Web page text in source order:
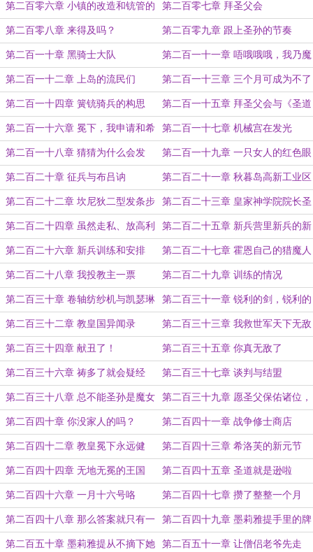
第二百零六章 小镇的改造和铳管的
打造
第二百零七章 拜圣父会
第二百零八章 来得及吗？ 第二百零九章 跟上圣孙的节奏
第二百一十章 黑骑士大队 第二百一十一章 唔哦哦哦，我乃魔
鬼
第二百一十二章 上岛的流民们 第二百一十三章 三个月可成为不了
骑兵将领
第二百一十四章 簧铳骑兵的构思 第二百一十五章 拜圣父会与《圣道
救世训》
第二百一十六章 冕下，我申请和希
穆斯元老单挑！
第二百一十七章 机械宫在发光
第二百一十八章 猜猜为什么会发
光？
第二百一十九章 一只女人的红色眼
睛
第二百二十章 征兵与布吕讷 第二百二十一章 秋暮岛高新工业区
第二百二十二章 坎尼狄二型发条步
铳！更精准！更强劲！
第二百二十三章 皇家神学院院长圣
女希洛芙
第二百二十四章 虽然走私、放高利
贷、操纵黑市，但是好女孩
第二百二十五章 新兵营里新兵的新
一天
第二百二十六章 新兵训练和安排 第二百二十七章 霍恩自己的猎魔人
第二百二十八章 我投教主一票 第二百二十九章 训练的情况
第二百三十章 卷轴纺纱机与凯瑟琳
的使者
第二百三十一章 锐利的剑，锐利的
眼
第二百三十二章 教皇国异闻录 第二百三十三章 我救世军天下无敌
啊
第二百三十四章 献丑了！ 第二百三十五章 你真无敌了
第二百三十六章 祷多了就会疑经 第二百三十七章 谈判与结盟
第二百三十八章 总不能圣孙是魔女
吧？
第二百三十九章 愿圣父保佑诸位，
能如圣主般战无不胜！
第二百四十章 你没家人的吗？ 第二百四十一章 战争修士商店
第二百四十二章 教皇冕下永远健
康！
第二百四十三章 希洛芙的新元节
第二百四十四章 无地无冕的王国 第二百四十五章 圣道就是逊啦
第二百四十六章 一月十六号咯 第二百四十七章 攒了整整一个月
第二百四十八章 那么答案就只有一
个了
第二百四十九章 墨莉雅提手里的牌
实在太多了
第二百五十章 墨莉雅提从不摘下她 第二百五十一章 让僧侣老爷先走